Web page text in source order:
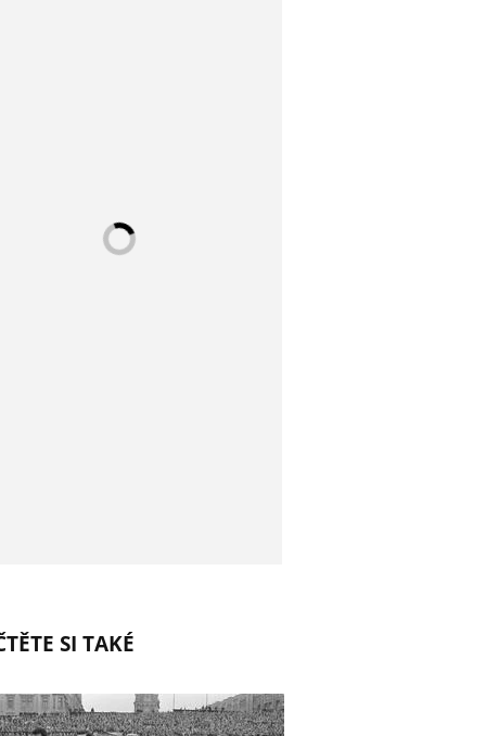
SI TAKÉ